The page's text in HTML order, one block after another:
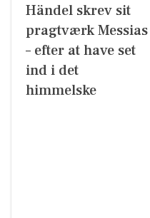
Händel skrev sit
pragtværk Messias
– efter at have set
ind i det
himmelske